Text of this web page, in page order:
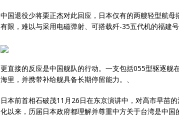
中国退役少将栗正杰对此回应，日本仅有的两艘轻型航
有限，难以与采用电磁弹射、可搭载歼-35五代机的福建号
更直接的反应是中国舰队的行动。一支包括055型驱逐舰
海里，并携带补给舰具备长期停留能力。、
日本前首相石破茂11月26日在东京演讲中，对高市早苗
化以来，历届日本政府都理解并尊重中方关于台湾是中国